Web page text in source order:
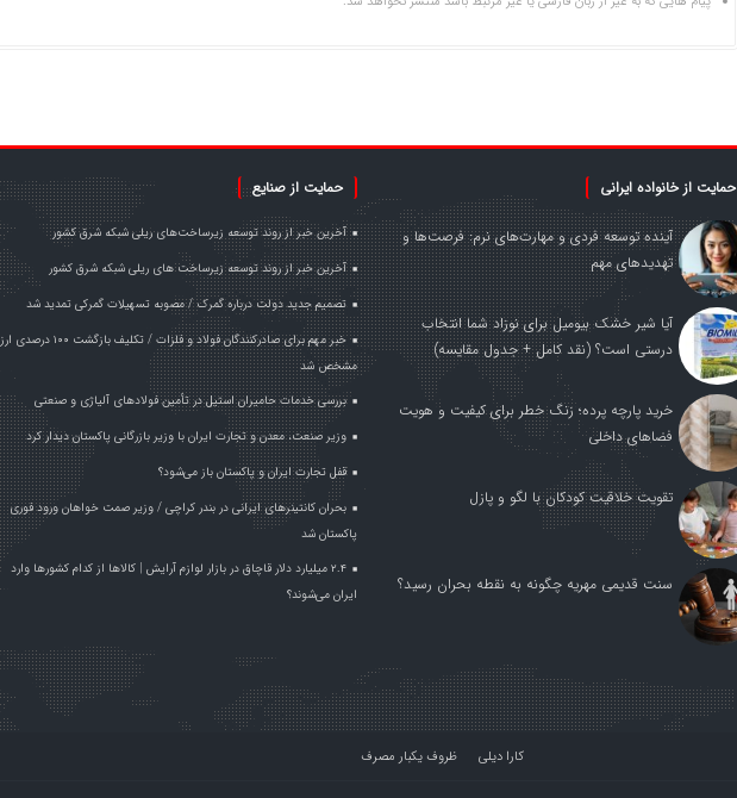
حمایت از خانواده ایرانی
آینده توسعه فردی و مهارت‌های نرم: فرصت‌ها و
تهدیدهای مهم
آیا شیر خشک بیومیل برای نوزاد شما انتخاب
درستی است؟ (نقد کامل + جدول مقایسه)
خرید پارچه پرده؛ زنگ خطر برای کیفیت و هویت
فضاهای داخلی
تقویت خلاقیت کودکان با لگو و پازل
سنت قدیمی مهریه چگونه به نقطه بحران رسید؟
حمایت از صنایع
آخرین خبر از روند توسعه زیرساخت‌های ریلی شبکه شرق کشور
آخرین خبر از روند توسعه زیرساخت های ریلی شبکه شرق کشور
تصمیم جدید دولت درباره گمرک / مصوبه تسهیلات گمرکی تمدید شد
خبر مهم برای صادرکنندگان فولاد و فلزات / تکلیف بازگشت ۱۰۰ درصدی ارز
مشخص شد
بررسی خدمات حامیران استیل در تأمین فولادهای آلیاژی و صنعتی
وزیر صنعت، معدن و تجارت ایران با وزیر بازرگانی پاکستان دیدار کرد
قفل تجارت ایران و پاکستان باز می‌شود؟
بحران کانتینر‌های ایرانی در بندر کراچی / وزیر صمت خواهان ورود فوری
پاکستان شد
۲.۴ میلیارد دلار قاچاق در بازار لوازم آرایش | کالاها از کدام کشورها وارد
ایران می‌شوند؟
کارا دیلی ظروف یکبار مصرف